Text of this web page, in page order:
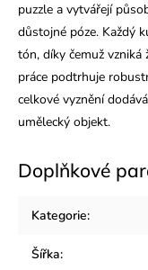
puzzle a vytvářejí
důstojné póze. Každý
tón, díky čemuž vzniká
práce podtrhuje
celkové vyznění
umělecký objekt.
Doplňkové
Kategorie:
Šířka: